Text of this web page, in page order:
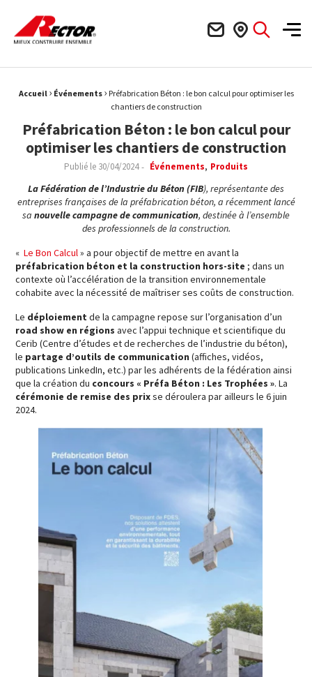
Rector Mieux construire ensemble
Fil d'Ariane :
Accueil › Événements › Préfabrication Béton : le bon calcul pour optimiser les
chantiers de construction
Préfabrication Béton : le bon calcul pour
optimiser les chantiers de construction
Publié le 30/04/2024 Événements Produits
La Fédération de l’Industrie du Béton (FIB), représentante des
entreprises françaises de la préfabrication béton, a récemment lancé
sa nouvelle campagne de communication, destinée à l’ensemble
des professionnels de la construction.
« Le Bon Calcul» a pour objectif de mettre en avant la
préfabrication béton et la construction hors-site ; dans un
contexte où l’accélération de la transition environnementale
cohabite avec la nécessité de maîtriser ses coûts de construction.
Le déploiement de la campagne repose sur l’organisation d’un
road show en régions avec l’appui technique et scientifique du
Cerib (Centre d’études et de recherches de l’industrie du béton),
le partage d’outils de communication (affiches, vidéos,
publications LinkedIn, etc.) par les adhérents de la fédération ainsi
que la création du concours « Préfa Béton : Les Trophées ». La
cérémonie de remise des prixse déroulera par ailleurs le 6 juin
2024.